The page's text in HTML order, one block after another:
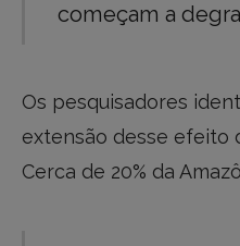
começam a
Os pesquisadores
extensão desse efeito
Cerca de 20% da